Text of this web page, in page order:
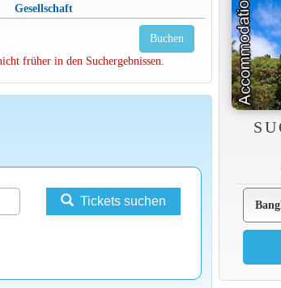
Gesellschaft
Buchen
früher in den Suchergebnissen.
Tickets suchen